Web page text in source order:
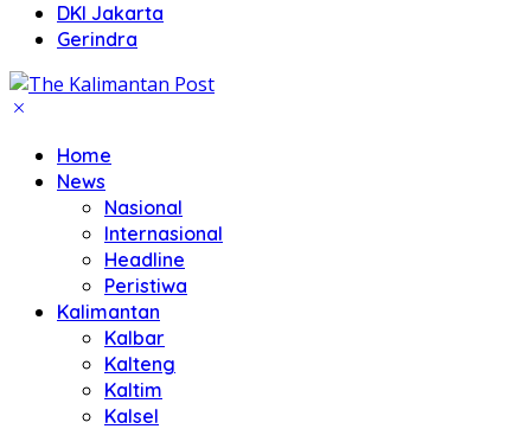
DKI Jakarta
Gerindra
Home
News
Nasional
Internasional
Headline
Peristiwa
Kalimantan
Kalbar
Kalteng
Kaltim
Kalsel